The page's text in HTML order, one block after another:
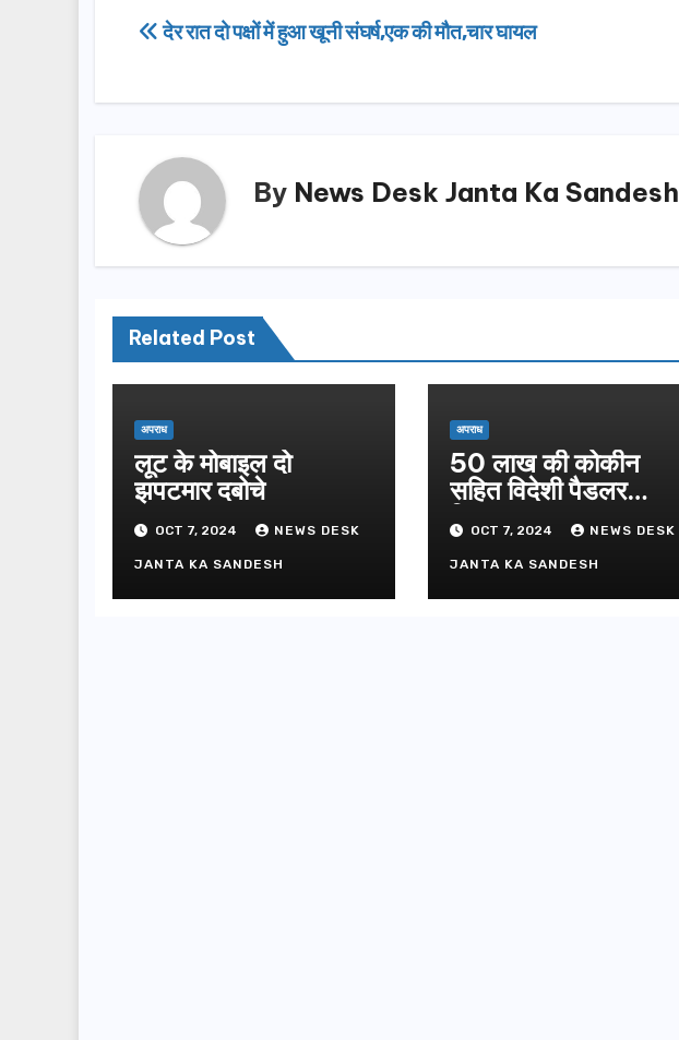
e
o
k
o
o
e
Post
देर रात दो पक्षों में हुआ खूनी संघर्ष,एक की मौत,चार घायल
By News Desk Janta Ka Sandesh
Related Post
अपराध
लूट के मोबाइल दो
झपटमार दबोचे
OCT 7, 2024 NEWS DESK
JANTA KA SANDESH
अपराध
50 लाख की कोकीन
सहित विदेशी पैडलर
गिफ्तार
OCT 7, 2024 NEWS DESK
JANTA KA SANDESH